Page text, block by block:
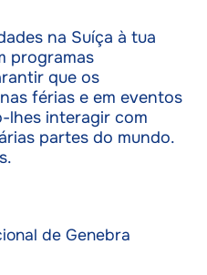
na Suíça à tua
programas
que os
férias e em eventos
lhes interagir com
partes do mundo.
de Genebra